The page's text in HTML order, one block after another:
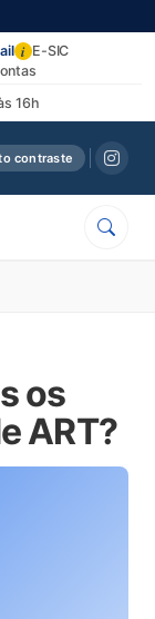
16h
i E-SIC
contraste
os
ART?